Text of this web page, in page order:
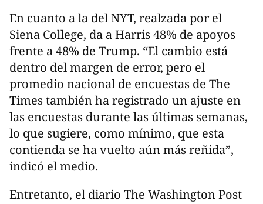
En cuanto a la del NYT, realzada por el
Siena College, da a Harris 48% de apoyos
frente a 48% de Trump. “El cambio está
dentro del margen de error, pero el
promedio nacional de encuestas de The
Times también ha registrado un ajuste en
las encuestas durante las últimas semanas,
lo que sugiere, como mínimo, que esta
contienda se ha vuelto aún más reñida”,
indicó el medio.
Entretanto, el diario The Washington Post